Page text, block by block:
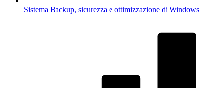
Sistema Backup, sicurezza e ottimizzazione di Windows